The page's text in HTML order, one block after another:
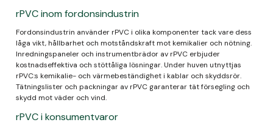
rPVC inom fordonsindustrin
Fordonsindustrin använder rPVC i olika komponenter tack vare dess
låga vikt, hållbarhet och motståndskraft mot kemikalier och nötning.
Inredningspaneler och instrumentbrädor av rPVC erbjuder
kostnadseffektiva och stöttåliga lösningar. Under huven utnyttjas
rPVC:s kemikalie- och värmebeständighet i kablar och skyddsrör.
Tätningslister och packningar av rPVC garanterar tät försegling och
skydd mot väder och vind.
rPVC i konsumentvaror